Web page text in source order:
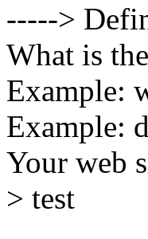
----->
What is
Example:
Example:
Your web
> test